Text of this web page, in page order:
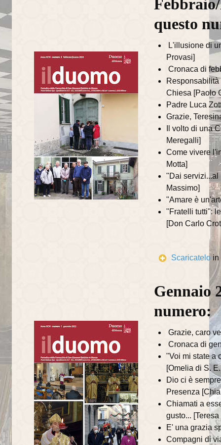
annata 2011
annata 2010
annata 2009
L'ORATORIO
News
Catechesi
questo
L'illusione di
Provasi]
Cronaca di
Chiesa [Paolo
Padre Luca
Grazie,
Il volto di una
Meregalli]
Come vivere
Motta]
"Dai servizi...al
Massimo]
"Amare è
"Fratelli tutti":
[Don Carlo
Scaricatelo in
Gennaio
numero:
Grazie, caro
Cronaca di
"Voi mi state a
[Omelia di S.
Dio ci è
Presenza
Chiamati a
gusto...
E' una grazia
Compagni di